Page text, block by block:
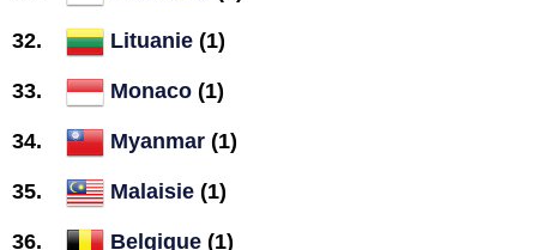
Lituanie (1)
Monaco (1)
Myanmar (1)
Malaisie (1)
Belgique (1)